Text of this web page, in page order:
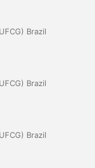
Brazil
Brazil
Brazil